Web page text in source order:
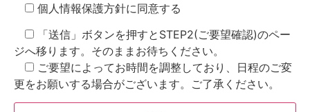
個人情報保護方針に同意する
「送信」ボタンを押すとSTEP2(ご要望確認)のペー
ジへ移ります。そのままお待ちください。
ご要望によってお時間を調整しており、日程のご変
更をお願いする場合がございます。ご了承ください。